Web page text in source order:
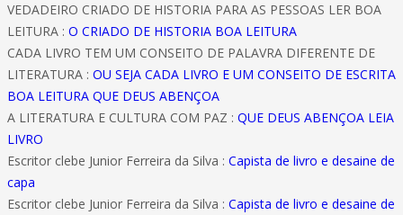
VEDADEIRO CRIADO DE HISTORIA PARA AS PESSOAS LER BOA
LEITURA : O CRIADO DE HISTORIA BOA LEITURA
CADA LIVRO TEM UM CONSEITO DE PALAVRA DIFERENTE DE
LITERATURA : OU SEJA CADA LIVRO E UM CONSEITO DE ESCRITA
BOA LEITURA QUE DEUS ABENÇOA
A LITERATURA E CULTURA COM PAZ : QUE DEUS ABENÇOA LEIA
LIVRO
Escritor clebe Junior Ferreira da Silva : Capista de livro e desaine de
capa
Escritor clebe Junior Ferreira da Silva : Capista de livro e desaine de